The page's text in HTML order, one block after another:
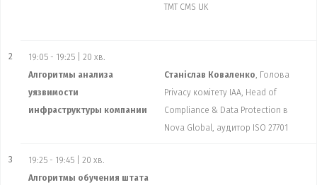
TMT CMS UK
2
19:05 - 19:25 | 20 хв.
Алгоритмы анализа
уязвимости
инфраструктуры компании
Станiслав Коваленко , Голова
Privacy комітету IAA, Head of
Compliance & Data Protection в
Nova Global, аудитор ISO 27701
3
19:25 - 19:45 | 20 хв.
Алгоритмы обучения штата